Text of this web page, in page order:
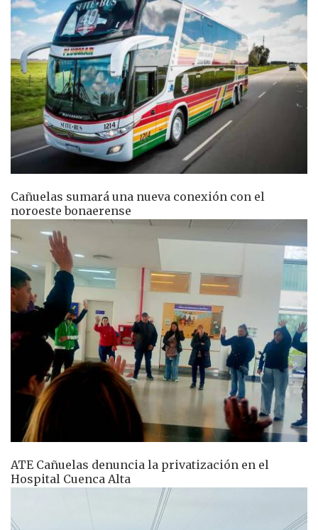
Cañuelas sumará una nueva conexión con el
noroeste bonaerense
ATE Cañuelas denuncia la privatización en el
Hospital Cuenca Alta